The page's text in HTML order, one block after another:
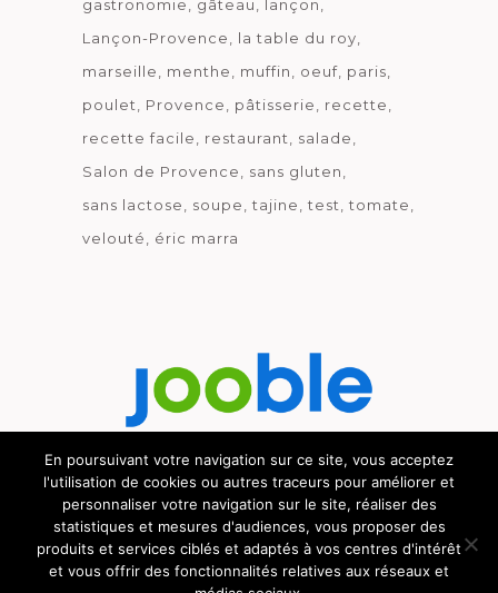
gastronomie
gâteau
lançon
Lançon-Provence
la table du roy
marseille
menthe muffin oeuf paris
poulet
Provence pâtisserie
recette
recette facile
restaurant
salade
Salon de Provence
sans gluten
sans lactose
soupe tajine test
tomate
velouté
éric marra
Découvrez le métier de la cuisine.
En poursuivant votre navigation sur ce site, vous acceptez
l'utilisation de cookies ou autres traceurs pour améliorer et
personnaliser votre navigation sur le site, réaliser des
statistiques et mesures d'audiences, vous proposer des
produits et services ciblés et adaptés à vos centres d'intérêt
et vous offrir des fonctionnalités relatives aux réseaux et